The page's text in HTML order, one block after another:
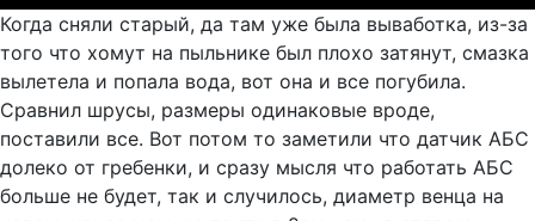
Когда сняли старый, да там уже была вываботка, из-за
того что хомут на пыльнике был плохо затянут, смазка
вылетела и попала вода, вот она и все погубила.
Сравнил шрусы, размеры одинаковые вроде,
поставили все. Вот потом то заметили что датчик АБС
долеко от гребенки, и сразу мысля что работать АБС
больше не будет, так и случилось, диаметр венца на